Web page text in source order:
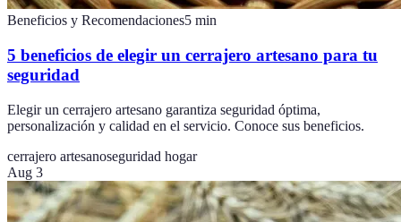
Beneficios y Recomendaciones5 min
5 beneficios de elegir un cerrajero artesano para tu
seguridad
Elegir un cerrajero artesano garantiza seguridad óptima,
personalización y calidad en el servicio. Conoce sus beneficios.
cerrajero artesanoseguridad hogar
Aug 3